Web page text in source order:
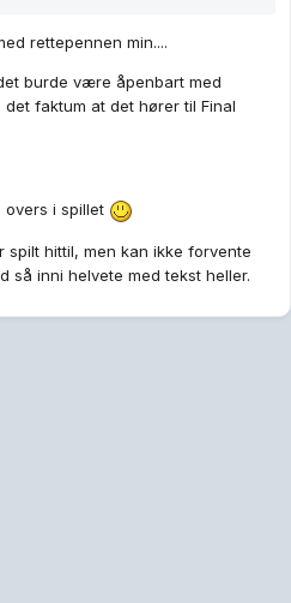
rettepennen min....
burde være åpenbart med
faktum at det hører til Final
overs i spillet
hittil, men kan ikke forvente
så inni helvete med tekst heller.